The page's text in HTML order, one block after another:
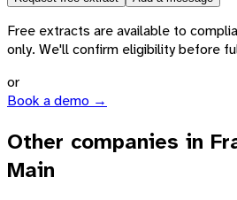
Free extracts are available to
only. We'll confirm eligibility before
or
Book a demo →
Other companies in
Main